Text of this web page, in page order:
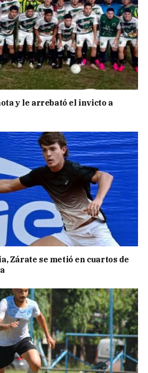
y le arrebató el invicto a
Zárate se metió en cuartos de